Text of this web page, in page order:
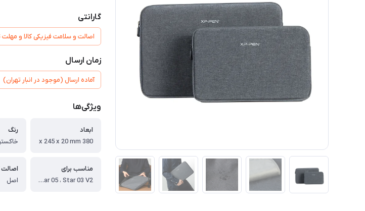
گارانتی
اصالت و سلامت فیزیکی کالا و مهلت تست
زمان ارسال
آماده ارسال (موجود در انبار تهران)
ویژگی‌ها
ابعاد
380 x 245 x 20 mm
رنگ
مناسب برای
Deco Fun L ، Deco 01 V2/01 ، Deco 02 ، Deco 03 ، Deco Pro S/SW ، Deco L/LW ، Star G960S/Star G960 ، Star G960S Plus ، Star 06 / Star 06C ، Star 05 ، Star 03 V2
اصالت
اصل